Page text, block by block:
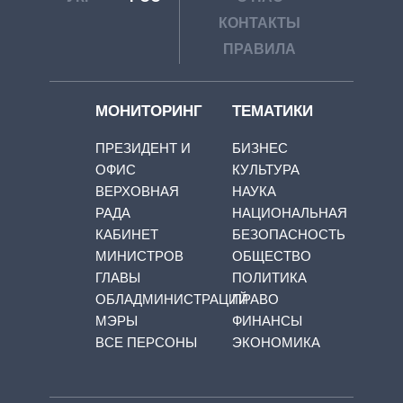
КОНТАКТЫ
ПРАВИЛА
МОНИТОРИНГ
ПРЕЗИДЕНТ И
ОФИС
ВЕРХОВНАЯ
РАДА
КАБИНЕТ
МИНИСТРОВ
ГЛАВЫ
ОБЛАДМИНИСТРАЦИЙ
МЭРЫ
ВСЕ ПЕРСОНЫ
ТЕМАТИКИ
БИЗНЕС
КУЛЬТУРА
НАУКА
НАЦИОНАЛЬНАЯ
БЕЗОПАСНОСТЬ
ОБЩЕСТВО
ПОЛИТИКА
ПРАВО
ФИНАНСЫ
ЭКОНОМИКА